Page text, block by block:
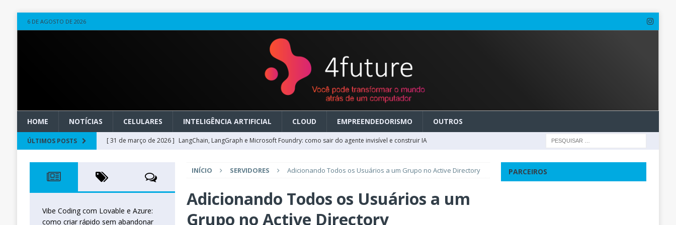
6 DE AGOSTO DE 2026
HOME NOTÍCIAS CELULARES INTELIGÊNCIA ARTIFICIAL CLOUD EMPREENDEDORISMO OUTROS
ÚLTIMOS POSTS [ 31 de março de 2026 ] LangChain, LangGraph e Microsoft Foundry: como sair do agente invisível e construir IA
[ 20 de março de 2026 ]
Microsoft Foundry em GA: como migrar do clássico sem transformar IA em dívida
técnica
INTELIGÊNCIA ARTIFICIAL
[ 27 de fevereiro de 2026 ]
INÍCIO SERVIDORES Adicionando Todos os Usuários a um Grupo no Active Directory
Adicionando Todos os Usuários a um
Grupo no Active Directory
Vibe Coding com Lovable e Azure:
como criar rápido sem abandonar
PARCEIROS